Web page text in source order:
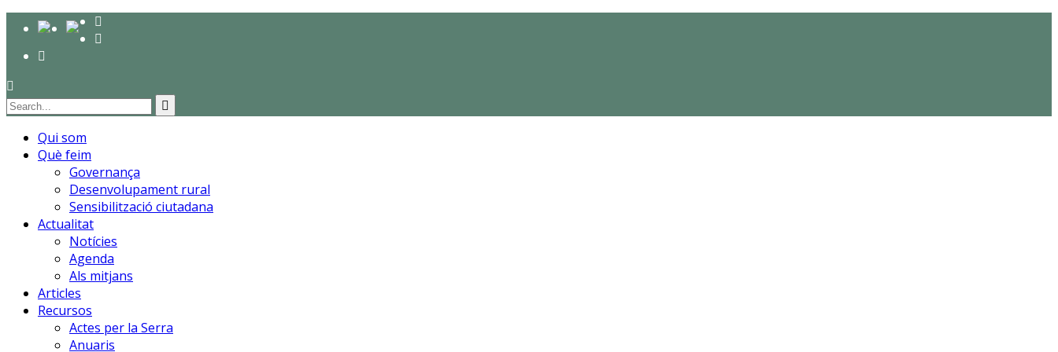
Qui som
Què feim
Governança
Desenvolupament rural
Sensibilització ciutadana
Actualitat
Notícies
Agenda
Als mitjans
Articles
Recursos
Actes per la Serra
Anuaris